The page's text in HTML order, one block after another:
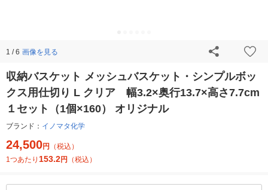
1 / 6 画像を見る
収納バスケット メッシュバスケット・シンプルボッ
クス用仕切り L クリア 幅3.2×奥行13.7×高さ7.7cm
１セット（1個×160） オリジナル
ブランド： イノマタ化学
24,500円
（税込）
1つあたり 153.2円 （税込）